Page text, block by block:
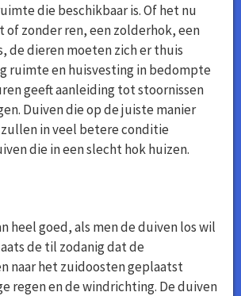
die beschikbaar is. Of het nu
of zonder ren, een zolderhok, een
de dieren moeten zich er thuis
ruimte en huisvesting in bedompte
geeft aanleiding tot stoornissen
Duiven die op de juiste manier
in veel betere conditie
die in een slecht hok huizen.
heel goed, als men de duiven los wil
de til zodanig dat de
naar het zuidoosten geplaatst
regen en de windrichting. De duiven